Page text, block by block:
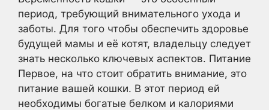
период, требующий внимательного ухода и
заботы. Для того чтобы обеспечить здоровье
будущей мамы и её котят, владельцу следует
знать несколько ключевых аспектов. Питание
Первое, на что стоит обратить внимание, это
питание вашей кошки. В этот период ей
необходимы богатые белком и калориями